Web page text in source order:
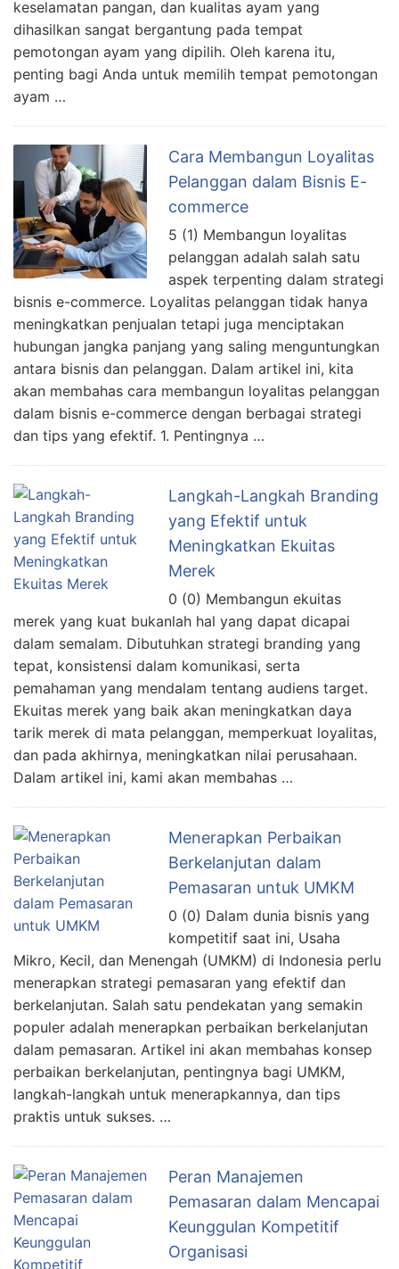
keselamatan pangan, dan kualitas ayam yang
dihasilkan sangat bergantung pada tempat
pemotongan ayam yang dipilih. Oleh karena itu,
penting bagi Anda untuk memilih tempat pemotongan
ayam …
Cara Membangun Loyalitas
Pelanggan dalam Bisnis E-
commerce
5 (1) Membangun loyalitas
pelanggan adalah salah satu
aspek terpenting dalam strategi
bisnis e-commerce. Loyalitas pelanggan tidak hanya
meningkatkan penjualan tetapi juga menciptakan
hubungan jangka panjang yang saling menguntungkan
antara bisnis dan pelanggan. Dalam artikel ini, kita
akan membahas cara membangun loyalitas pelanggan
dalam bisnis e-commerce dengan berbagai strategi
dan tips yang efektif. 1. Pentingnya …
Langkah-Langkah Branding
yang Efektif untuk
Meningkatkan Ekuitas
Merek
0 (0) Membangun ekuitas
merek yang kuat bukanlah hal yang dapat dicapai
dalam semalam. Dibutuhkan strategi branding yang
tepat, konsistensi dalam komunikasi, serta
pemahaman yang mendalam tentang audiens target.
Ekuitas merek yang baik akan meningkatkan daya
tarik merek di mata pelanggan, memperkuat loyalitas,
dan pada akhirnya, meningkatkan nilai perusahaan.
Dalam artikel ini, kami akan membahas …
Menerapkan Perbaikan
Berkelanjutan dalam
Pemasaran untuk UMKM
0 (0) Dalam dunia bisnis yang
kompetitif saat ini, Usaha
Mikro, Kecil, dan Menengah (UMKM) di Indonesia perlu
menerapkan strategi pemasaran yang efektif dan
berkelanjutan. Salah satu pendekatan yang semakin
populer adalah menerapkan perbaikan berkelanjutan
dalam pemasaran. Artikel ini akan membahas konsep
perbaikan berkelanjutan, pentingnya bagi UMKM,
langkah-langkah untuk menerapkannya, dan tips
praktis untuk sukses. …
Peran Manajemen
Pemasaran dalam Mencapai
Keunggulan Kompetitif
Organisasi